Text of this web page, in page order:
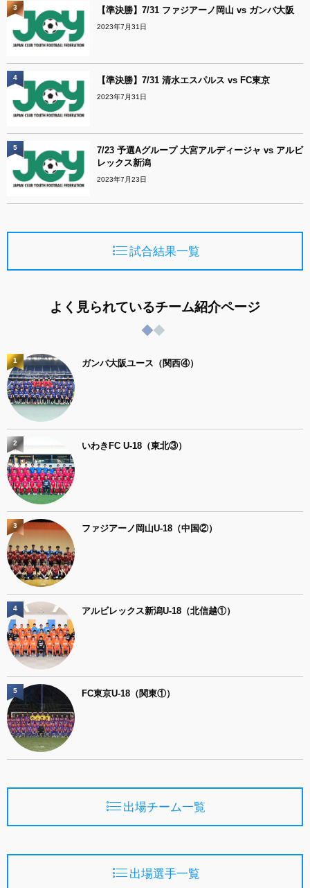
【準決勝】7/31 ファジアーノ岡山 vs ガンバ大阪
2023年7月31日
3
【準決勝】7/31 清水エスパルス vs FC東京
2023年7月31日
4
7/23 予選Aグループ 大宮アルディージャ vs アルビ
レックス新潟
2023年7月23日
5
試合結果一覧
よく見られているチーム紹介ページ
ガンバ大阪ユース（関西④）
1
いわきFC U-18（東北③）
2
ファジアーノ岡山U-18（中国②）
3
アルビレックス新潟U-18（北信越①）
4
FC東京U-18（関東①）
5
出場チーム一覧
出場選手一覧